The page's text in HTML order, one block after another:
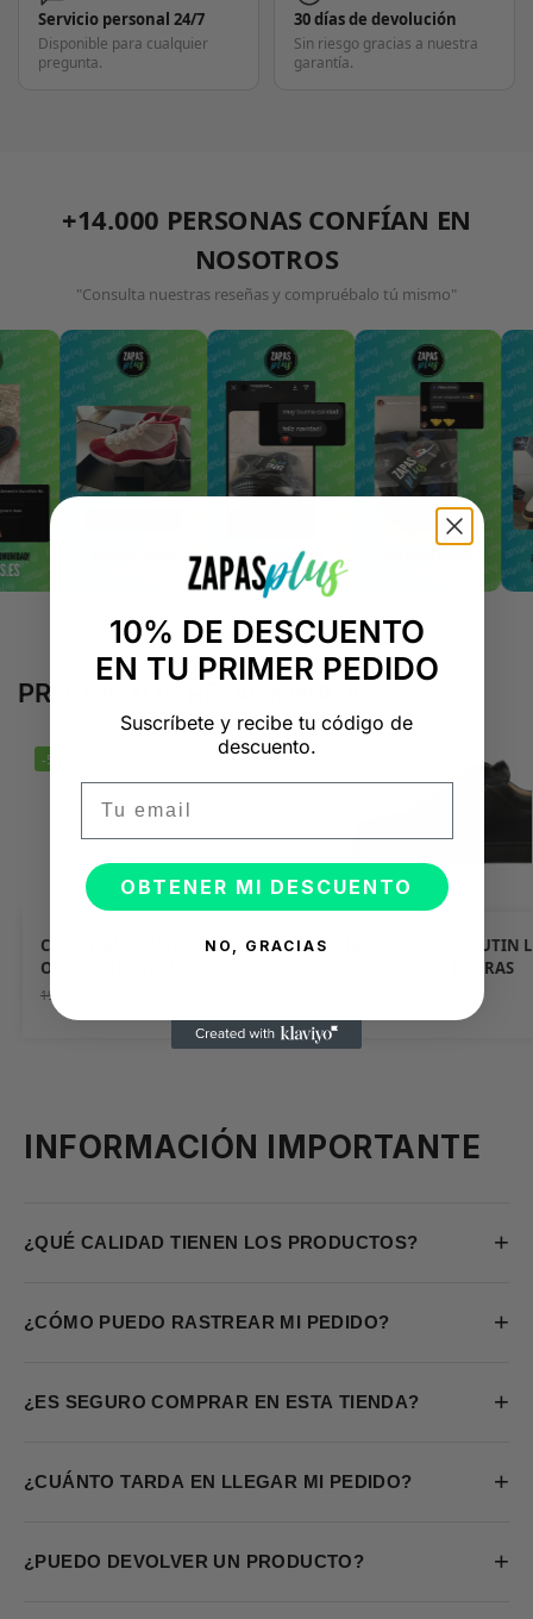
Servicio personal 24/7
Disponible para cualquier
pregunta.
30 días de devolución
Sin riesgo gracias a nuestra
garantía.
+14.000 PERSONAS CONFÍAN EN
NOSOTROS
"Consulta nuestras reseñas y compruébalo tú mismo"
PRODUCTOS RELACIONADOS
-50%
CHRISTIAN LOUBOUTIN LOUIS
ORLATO BLANCAS
199,98
CHRISTIAN LOUBOUTIN
JUNIOR SPIKES NEGRAS
INFORMACIÓN IMPORTANTE
¿QUÉ CALIDAD TIENEN LOS PRODUCTOS? +
¿CÓMO PUEDO RASTREAR MI PEDIDO? +
¿ES SEGURO COMPRAR EN ESTA TIENDA? +
¿CUÁNTO TARDA EN LLEGAR MI PEDIDO? +
¿PUEDO DEVOLVER UN PRODUCTO? +
10% DE DESCUENTO
EN TU PRIMER PEDIDO
Suscríbete y recibe tu código de
descuento.
OBTENER MI DESCUENTO
NO, GRACIAS